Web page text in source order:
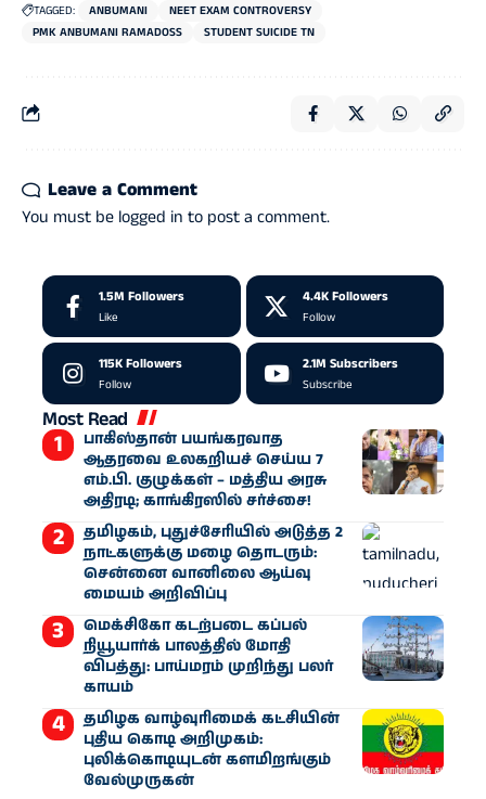
TAGGED: ANBUMANI
NEET EXAM CONTROVERSY
PMK ANBUMANI RAMADOSS
STUDENT SUICIDE TN
Leave a Comment
You must be logged in to post a comment.
1.5M Followers
Like
4.4K Followers
Follow
115KFollowers
Follow
2.1M Subscribers
Subscribe
Most Read
பாகிஸ்தான் பயங்கரவாத
ஆதரவை உலகறியச் செய்ய 7
எம்.பி. குழுக்கள் – மத்திய அரசு
அதிரடி; காங்கிரஸில் சர்ச்சை!
தமிழகம், புதுச்சேரியில் அடுத்த 2
நாட்களுக்கு மழை தொடரும்:
சென்னை வானிலை ஆய்வு
மையம் அறிவிப்பு
மெக்சிகோ கடற்படை கப்பல்
நியூயார்க் பாலத்தில் மோதி
விபத்து: பாய்மரம் முறிந்து பலர்
காயம்
தமிழக வாழ்வுரிமைக் கட்சியின்
புதிய கொடி அறிமுகம்:
புலிக்கொடியுடன் களமிறங்கும்
வேல்முருகன்